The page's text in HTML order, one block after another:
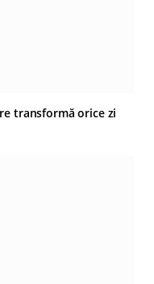
transformă orice zi